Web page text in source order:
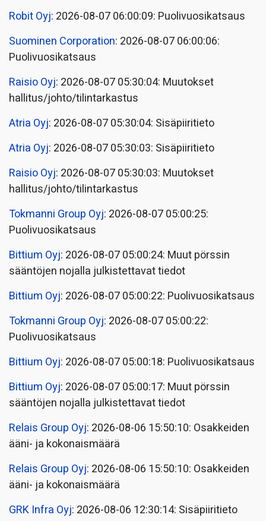
Robit Oyj: 2026-08-07 06:00:09: Puolivuosikatsaus
Suominen Corporation: 2026-08-07 06:00:06:
Puolivuosikatsaus
Raisio Oyj: 2026-08-07 05:30:04: Muutokset
hallitus/johto/tilintarkastus
Atria Oyj: 2026-08-07 05:30:04: Sisäpiiritieto
Atria Oyj: 2026-08-07 05:30:03: Sisäpiiritieto
Raisio Oyj: 2026-08-07 05:30:03: Muutokset
hallitus/johto/tilintarkastus
Tokmanni Group Oyj: 2026-08-07 05:00:25:
Puolivuosikatsaus
Bittium Oyj: 2026-08-07 05:00:24: Muut pörssin
sääntöjen nojalla julkistettavat tiedot
Bittium Oyj: 2026-08-07 05:00:22: Puolivuosikatsaus
Tokmanni Group Oyj: 2026-08-07 05:00:22:
Puolivuosikatsaus
Bittium Oyj: 2026-08-07 05:00:18: Puolivuosikatsaus
Bittium Oyj: 2026-08-07 05:00:17: Muut pörssin
sääntöjen nojalla julkistettavat tiedot
Relais Group Oyj: 2026-08-06 15:50:10: Osakkeiden
ääni- ja kokonaismäärä
Relais Group Oyj: 2026-08-06 15:50:10: Osakkeiden
ääni- ja kokonaismäärä
GRK Infra Oyj: 2026-08-06 12:30:14: Sisäpiiritieto